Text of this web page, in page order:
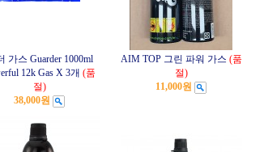
가스 Guarder 1000ml
12k Gas X 3개 (품
절)
38,000원
AIM TOP 그린 파워 가스 (품
절)
11,000원